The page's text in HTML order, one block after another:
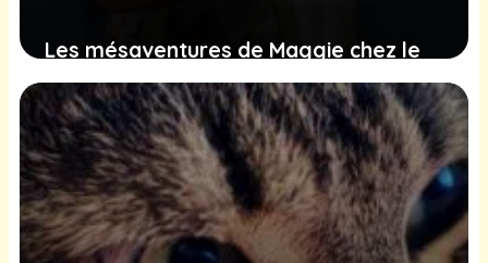
Les mésaventures de Maggie chez le
vétérinaire : une surprise inattendue
après des frais exorbitants
29 décembre 2024